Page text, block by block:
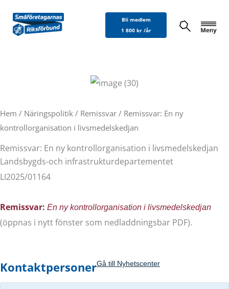
innehåll
Bli medlem
1 800 kr /år
Hem / Näringspolitik / Remissvar / Remissvar: En ny
kontrollorganisation i livsmedelskedjan
Remissvar: En ny kontrollorganisation i livsmedelskedjan
Landsbygds-och infrastrukturdepartementet
LI2025/01164
Remissvar: En ny kontrollorganisation i livsmedelskedjan
(öppnas i nytt fönster som nedladdningsbar PDF).
KontaktpersonerGå till Nyhetscenter